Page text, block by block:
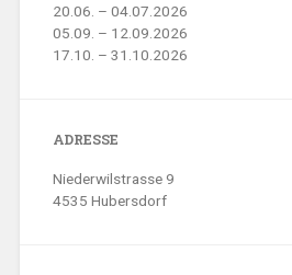
20.06. – 04.07.2026
05.09. – 12.09.2026
17.10. – 31.10.2026
ADRESSE
Niederwilstrasse 9
4535 Hubersdorf